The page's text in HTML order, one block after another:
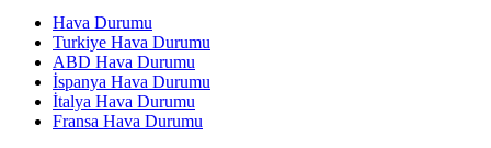
Hava Durumu
Turkiye Hava Durumu
ABD Hava Durumu
İspanya Hava Durumu
İtalya Hava Durumu
Fransa Hava Durumu